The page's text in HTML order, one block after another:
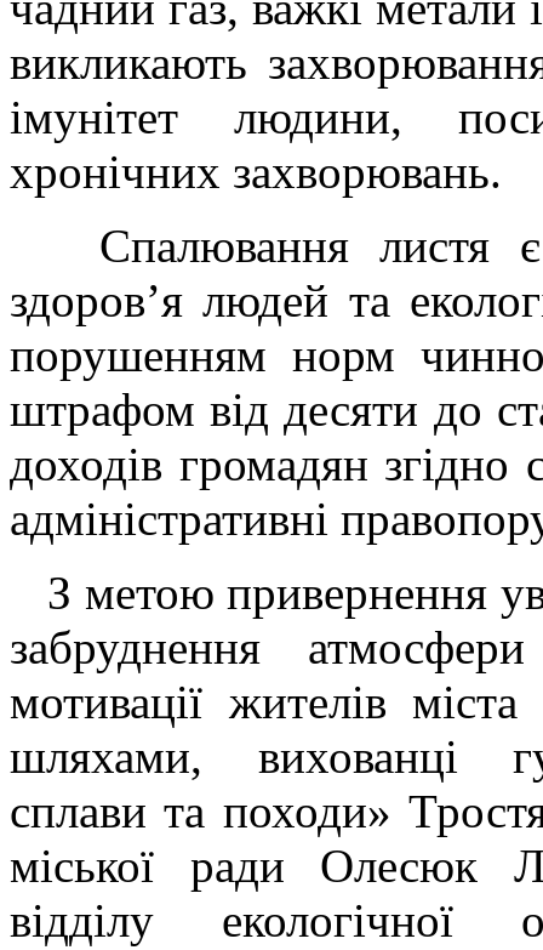
викликають
імунітет людини,
хронічних захворювань.
Спалювання листя є
здоров’я людей та
порушенням норм
штрафом від десяти до
доходів громадян згідно
адміністративні
З метою привернення
забруднення
мотивації жителів
шляхами, вихованці
сплави та походи»
міської ради Олесюк
відділу